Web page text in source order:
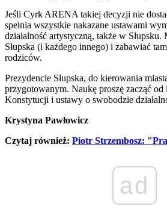
Jeśli Cyrk ARENA takiej decyzji nie
spełnia wszystkie nakazane ustawami
działalność artystyczną, także w
Słupska (i każdego innego) i zabawiać
rodziców.
Prezydencie Słupska, do kierowania
przygotowanym. Naukę proszę zacząć
Konstytucji i ustawy o swobodzie
Krystyna Pawłowicz
Czytaj również: Piotr Strzembosz:
ad